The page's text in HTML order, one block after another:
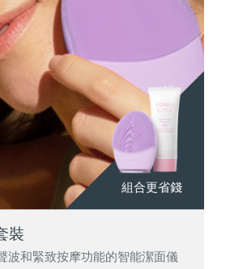
組合更省錢
裝
和緊致按摩功能的智能潔面儀
組合更省錢
裝
和緊致按摩功能的智能潔面儀
組合更省錢
裝
和緊致按摩功能的智能潔面儀
12/08/2026
預計送達日期12/08/2026
預計送達日期 10/08/2026
預計送達日期 09/08/2026
預計送達日期 11/08/2026
預計送達日期14/08/2026